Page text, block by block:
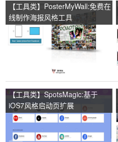
【工具类】PosterMyWall:免费在
线制作海报风格工具
【工具类】SpotsMagic:基于
iOS7风格启动页扩展